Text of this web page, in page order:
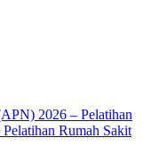
2026 – Pelatihan
Rumah Sakit